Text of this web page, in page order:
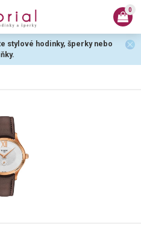
stylové hodinky, šperky nebo
0